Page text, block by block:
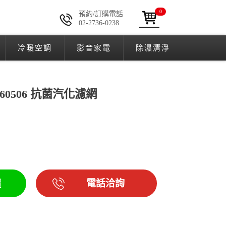
預約/訂購電話
02-2736-0238
0
冷暖空調 影音家電 除濕清淨
抗菌汽化濾網
電話洽詢